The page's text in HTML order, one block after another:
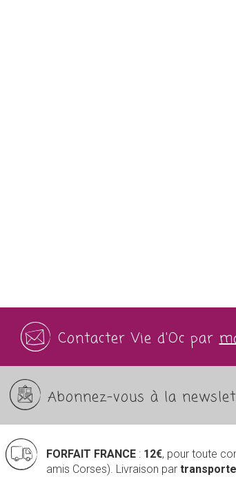
Contacter Vie d'Oc par
Abonnez-vous à la
FORFAIT FRANCE : 12€, pour toute
amis Corses). Livraison par